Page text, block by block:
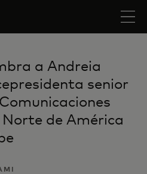
a Andreia
senior
de América